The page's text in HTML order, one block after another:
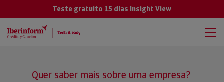
Teste gratuito 15 dias Insight View
Quer saber mais sobre uma empresa?